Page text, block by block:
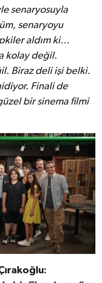
senaryosuyla
senaryoyu
aldım ki…
kolay değil.
Biraz deli işi belki.
Finali de
bir sinema filmi